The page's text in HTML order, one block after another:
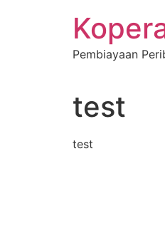
Pembiayaan
test
test